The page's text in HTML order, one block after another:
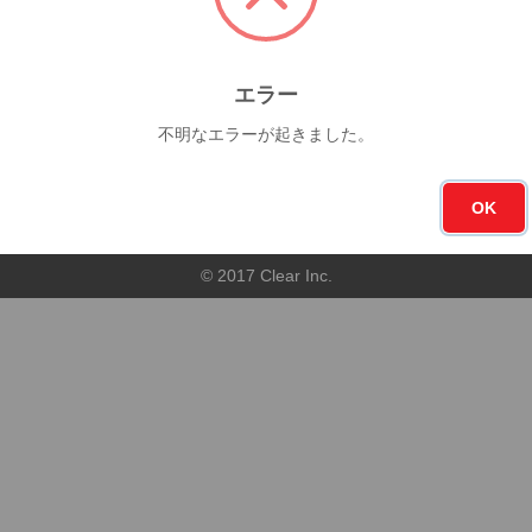
店舗順
© 2017 Clear Inc.
エラー
不明なエラーが起きました。
OK